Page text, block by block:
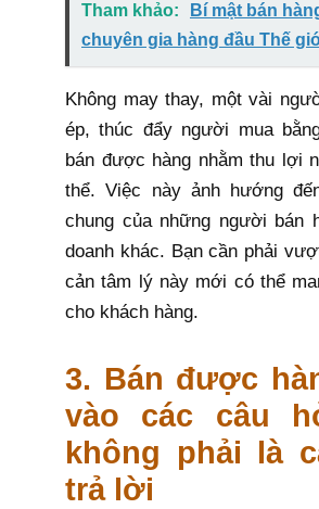
Tham khảo:
Bí mật bán
chuyên gia hàng đầu Thế
Không may thay, một vài
ép, thúc đẩy người mua
bán được hàng nhằm thu lợi
thể. Việc này ảnh hướng
chung của những người bán
doanh khác. Bạn cần phải
cản tâm lý này mới có thể
cho khách hàng.
3. Bán được
vào các câu
không phải là
trả lời